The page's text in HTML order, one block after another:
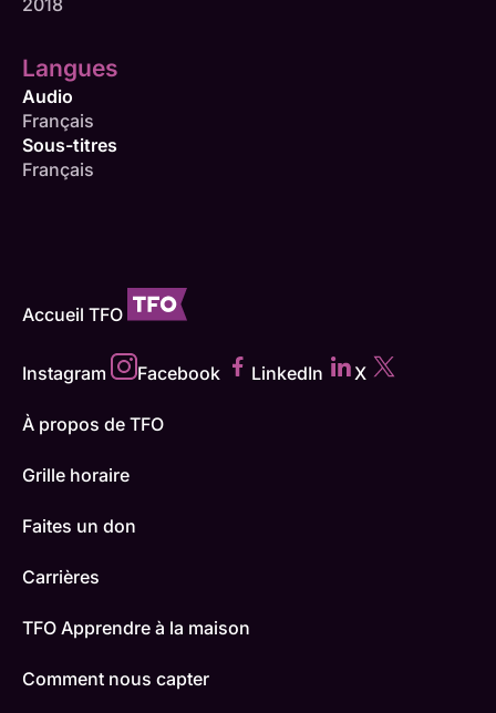
2018
Langues
Audio
Français
Sous-titres
Français
Accueil TFO
Instagram Facebook LinkedIn X
À propos de TFO
Grille horaire
Faites un don
Carrières
TFO Apprendre à la maison
Comment nous capter